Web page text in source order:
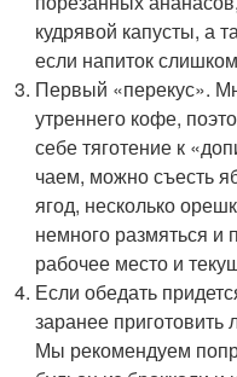
кудрявой капусты, а
если напиток
Первый «перекус».
утреннего кофе,
себе тяготение к
чаем, можно съесть
ягод, несколько
немного размяться и
рабочее место и
Если обедать
заранее приготовить
Мы рекомендуем